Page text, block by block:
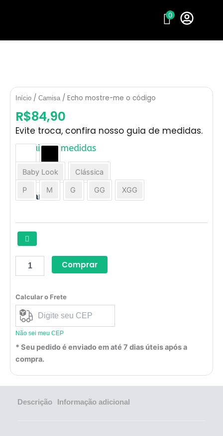
conteúdo
0
Início / Camisa / Echo mostre-me o código
R$84,90
Evite troca, confira nosso guia de medidas.
Guia de medidas
Cor
Modelo
Baby Look Clássica
Tamanho
P M G GG XGG
mostre-
me
código
Comprar
Calcular o Frete
Não sei meu CEP
* Seu pedido é enviado em até 7 dias úteis após a
compra.
Descrição Informação adicional